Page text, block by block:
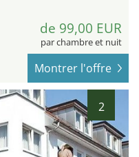
de 99,00 EUR
par chambre et nuit
Montrer l'offre
2